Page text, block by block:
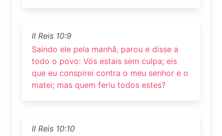
II Reis 10:9
Saindo ele pela manhã, parou e disse a
todo o povo: Vós estais sem culpa; eis
que eu conspirei contra o meu senhor e o
matei; mas quem feriu todos estes?
II Reis 10:10